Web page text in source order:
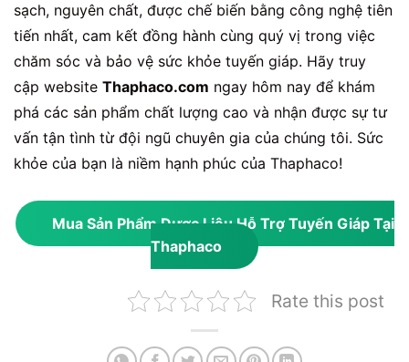
sạch, nguyên chất, được chế biến bằng công nghệ tiên
tiến nhất, cam kết đồng hành cùng quý vị trong việc
chăm sóc và bảo vệ sức khỏe tuyến giáp. Hãy truy
cập website Thaphaco.com ngay hôm nay để khám
phá các sản phẩm chất lượng cao và nhận được sự tư
vấn tận tình từ đội ngũ chuyên gia của chúng tôi. Sức
khỏe của bạn là niềm hạnh phúc của Thaphaco!
Mua Sản Phẩm Dược Liệu Hỗ Trợ Tuyến Giáp Tại
Thaphaco
Rate this post